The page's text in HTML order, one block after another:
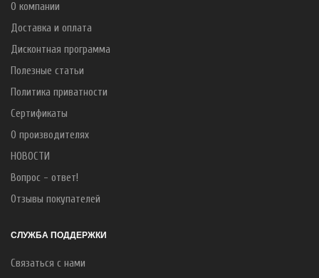
О компании
Доставка и оплата
Дисконтная программа
Полезные статьи
Политика приватности
Сертификаты
О производителях
НОВОСТИ
Вопрос - ответ!
Отзывы покупателей
СЛУЖБА ПОДДЕРЖКИ
Связаться с нами